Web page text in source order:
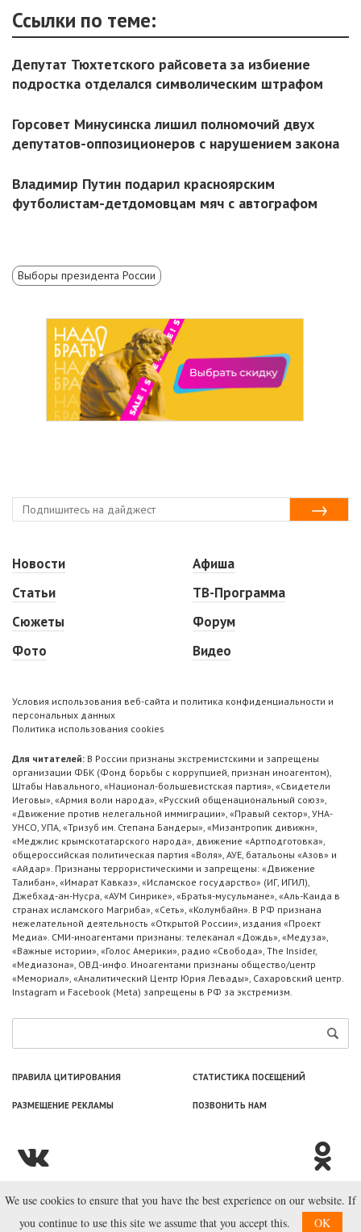
Ссылки по теме:
Депутат Тюхтетского райсовета за избиение
подростка отделался символическим штрафом
Горсовет Минусинска лишил полномочий двух
депутатов-оппозиционеров с нарушением закона
Владимир Путин подарил красноярским
футболистам-детдомовцам мяч с автографом
Выборы президента России
Новости
Статьи
Сюжеты
Фото
Афиша
ТВ-Программа
Форум
Видео
Условия использования веб-сайта и политика конфиденциальности и
персональных данных
Политика использования cookies
Для читателей: В России признаны экстремистскими и запрещены
организации ФБК (Фонд борьбы с коррупцией, признан иноагентом),
Штабы Навального, «Национал-большевистская партия», «Свидетели
Иеговы», «Армия воли народа», «Русский общенациональный союз»,
«Движение против нелегальной иммиграции», «Правый сектор», УНА-
УНСО, УПА, «Тризуб им. Степана Бандеры», «Мизантропик дивижн»,
«Меджлис крымскотатарского народа», движение «Артподготовка»,
общероссийская политическая партия «Воля», АУЕ, батальоны «Азов» и
«Айдар». Признаны террористическими и запрещены: «Движение
Талибан», «Имарат Кавказ», «Исламское государство» (ИГ, ИГИЛ),
Джебхад-ан-Нусра, «АУМ Синрике», «Братья-мусульмане», «Аль-Каида в
странах исламского Магриба», «Сеть», «Колумбайн». В РФ признана
нежелательной деятельность «Открытой России», издания «Проект
Медиа». СМИ-иноагентами признаны: телеканал «Дождь», «Медуза»,
«Важные истории», «Голос Америки», радио «Свобода», The Insider,
«Медиазона», ОВД-инфо. Иноагентами признаны общество/центр
«Мемориал», «Аналитический Центр Юрия Левады», Сахаровский центр.
Instagram и Facebook (Metа) запрещены в РФ за экстремизм.
ПРАВИЛА ЦИТИРОВАНИЯ СТАТИСТИКА ПОСЕЩЕНИЙ
РАЗМЕЩЕНИЕ РЕКЛАМЫ ПОЗВОНИТЬ НАМ
© ООО «Лаборатория Новоcтей», 2003—2026.
We use cookies to ensure that you have the best experience on our website. If
you continue to use this site we assume that you accept this.
OK